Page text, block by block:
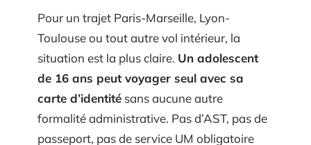
Pour un trajet Paris-Marseille, Lyon-
Toulouse ou tout autre vol intérieur, la
situation est la plus claire. Un adolescent
de 16 ans peut voyager seul avec sa
carte d’identité sans aucune autre
formalité administrative. Pas d’AST, pas de
passeport, pas de service UM obligatoire